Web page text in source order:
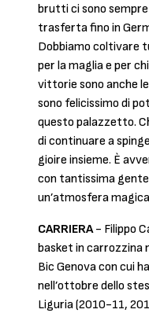
brutti ci sono
trasferta fino in
Dobbiamo coltivare
per la maglia e per
vittorie sono anche
sono felicissimo di
questo palazzetto.
di continuare a
gioire insieme. È
con tantissima gente
un’atmosfera
CARRIERA- Filippo
basket in carrozzina
Bic Genova con cui
nell’ottobre dello
Liguria (2010-11,